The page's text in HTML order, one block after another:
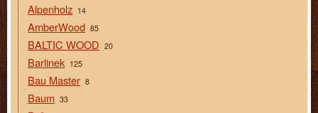
Alpenholz 14
AmberWood 85
BALTIC WOOD 20
Barlinek 125
Bau Master 8
Baum 33